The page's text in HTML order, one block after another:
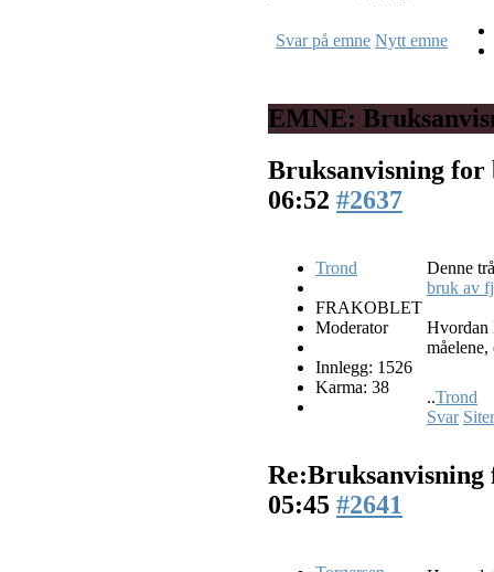
Svar på emne Nytt emne
EMNE:
Bruksanvisning
06:52 #2637
Trond
FRAKOBLET
Moderator
Innlegg: 1526
Karma: 38
Denne
bruk av
Hvordan
..Trond
Svar Siter
05:45 #2641